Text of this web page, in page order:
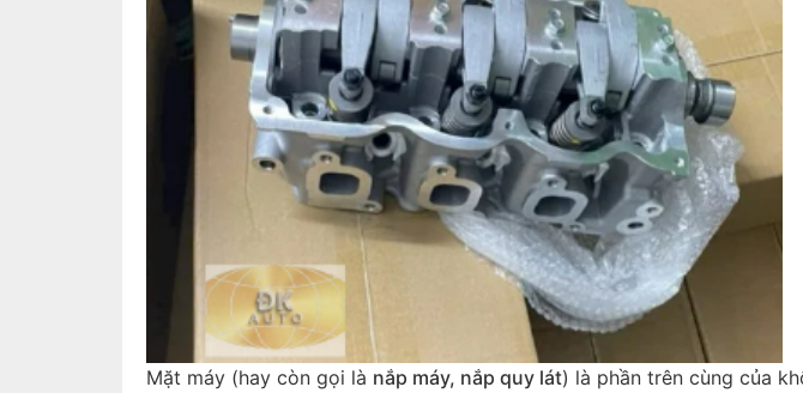
Mặt máy (hay còn gọi là nắp máy, nắp quy lát) là phần trên cùng của